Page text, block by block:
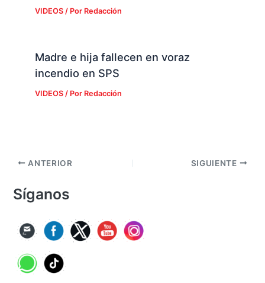
VIDEOS/ Por Redacción
Madre e hija fallecen en voraz
incendio en SPS
VIDEOS/ Por Redacción
ANTERIOR SIGUIENTE
Síganos